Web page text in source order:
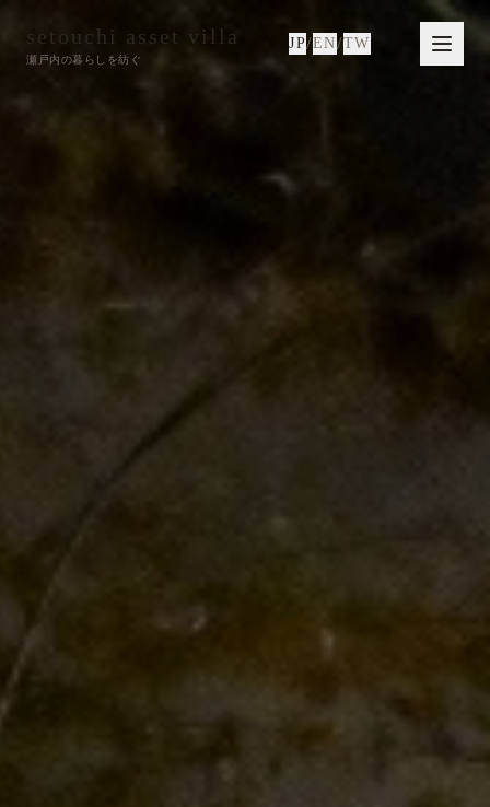
setouchi asset villa
瀬戸内の暮らしを紡ぐ
JP/EN/TW